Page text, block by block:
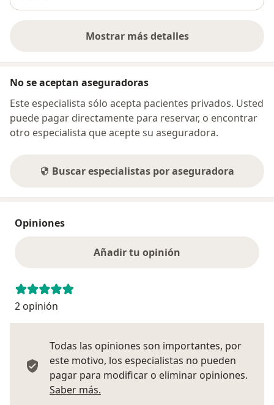
Mostrar más detalles
sobre la dirección
No se aceptan aseguradoras
Este especialista sólo acepta pacientes privados. Usted
puede pagar directamente para reservar, o encontrar
otro especialista que acepte su aseguradora.
Buscar especialistas por aseguradora
Opiniones
Añadir tu opinión
2 opinión
Todas las opiniones son importantes, por
este motivo, los especialistas no pueden
pagar para modificar o eliminar opiniones.
Saber más.